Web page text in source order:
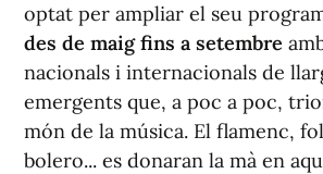
optat per ampliar el seu
des de maig fins a setembre
nacionals i internacionals de
emergents que, a poc a poc,
món de la música. El flamenc,
bolero... es donaran la mà en